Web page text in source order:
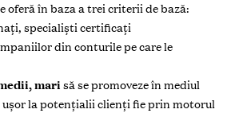
oferă în baza a trei criterii de bază:
specialiști certificați
din conturile pe care le
mari să se promoveze în mediul
ușor la potențialii clienți fie prin motorul